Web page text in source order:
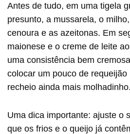
Antes de tudo, em uma tigela
presunto, a mussarela, o
cenoura e as azeitonas. Em
maionese e o creme de leite
uma consistência bem
colocar um pouco de requeijão
recheio ainda mais molhadinho.
Uma dica importante: ajuste o
que os frios e o queijo já